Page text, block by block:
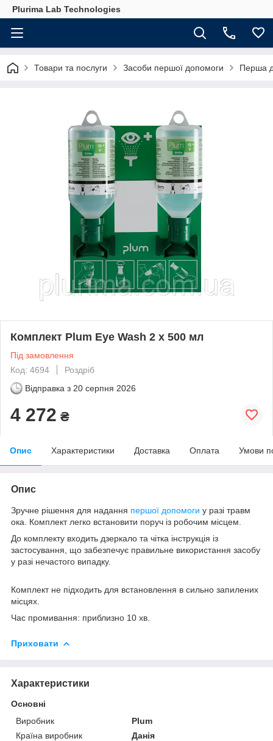
Plurima Lab Technologies
Товари та послуги Засоби першої допомоги Перша
Комплект Plum Eye Wash 2 x 500 мл
Під замовлення
Код: 4694
Роздріб
Відправка з 20 серпня 2026
4 272 ₴
Опис Характеристики Доставка Оплата Умови
Опис
Зручне рішення для надання першої допомоги у разі травм
ока. Комплект легко встановити поруч із робочим місцем.
До комплекту входить дзеркало та чітка інструкція із
застосування, що забезпечує правильне використання засобу
у разі нечастого випадку.
Комплект не підходить для встановлення в сильно запилених
місцях.
Час промивання: приблизно 10 хв.
Приховати
Характеристики
Основні
Виробник
Plum
Країна виробник
Данія